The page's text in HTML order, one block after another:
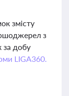
змісту
з
за добу
LIGA360.